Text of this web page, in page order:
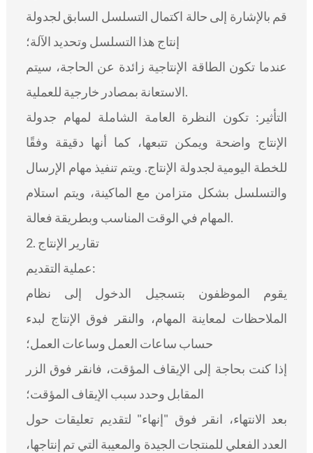
قم بالإشارة إلى حالة اكتمال التسلسل السابق لجدولة
إنتاج هذا التسلسل وتحديد الآلة؛
عندما تكون الطاقة الإنتاجية زائدة عن الحاجة، سيتم
الاستعانة بمصادر خارجية للعملية.
التأثير: تكون النظرة العامة الشاملة لمهام جدولة
الإنتاج واضحة ويمكن تتبعها، كما أنها دقيقة وفقًا
للخطة اليومية لجدولة الإنتاج. ويتم تنفيذ مهام الإرسال
والتسلسل بشكل متزامن مع الماكينة، ويتم استلام
المهام في الوقت المناسب وبطريقة فعالة.
2. تقارير الإنتاج
عملية التقديم:
يقوم الموظفون بتسجيل الدخول إلى نظام
الملاحظات لمعاينة المهام، والنقر فوق الإنتاج لبدء
حساب ساعات العمل وساعات العمل؛
إذا كنت بحاجة إلى الإيقاف المؤقت، فانقر فوق الزر
المقابل وحدد سبب الإيقاف المؤقت؛
بعد الانتهاء، انقر فوق "إنهاء" لتقديم تعليقات حول
العدد الفعلي للمنتجات الجيدة والمعيبة التي تم إنتاجها،